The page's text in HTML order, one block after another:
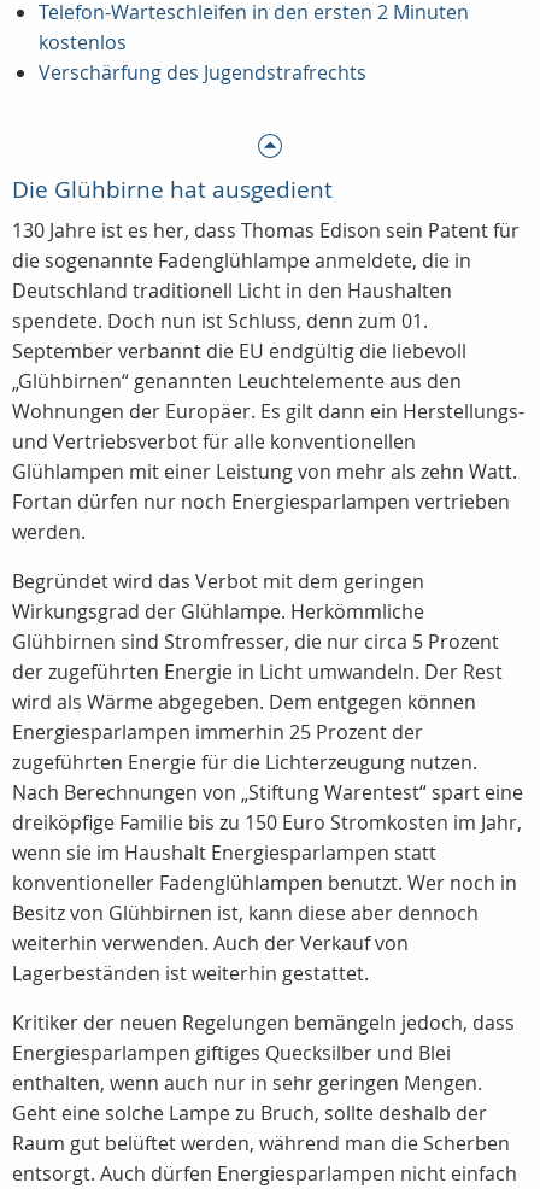
Telefon-Warteschleifen in den ersten 2 Minuten
kostenlos
Verschärfung des Jugendstrafrechts
Die Glühbirne hat ausgedient
130 Jahre ist es her, dass Thomas Edison sein Patent für
die sogenannte Fadenglühlampe anmeldete, die in
Deutschland traditionell Licht in den Haushalten
spendete. Doch nun ist Schluss, denn zum 01.
September verbannt die EU endgültig die liebevoll
„Glühbirnen“ genannten Leuchtelemente aus den
Wohnungen der Europäer. Es gilt dann ein Herstellungs-
und Vertriebsverbot für alle konventionellen
Glühlampen mit einer Leistung von mehr als zehn Watt.
Fortan dürfen nur noch Energiesparlampen vertrieben
werden.
Begründet wird das Verbot mit dem geringen
Wirkungsgrad der Glühlampe. Herkömmliche
Glühbirnen sind Stromfresser, die nur circa 5 Prozent
der zugeführten Energie in Licht umwandeln. Der Rest
wird als Wärme abgegeben. Dem entgegen können
Energiesparlampen immerhin 25 Prozent der
zugeführten Energie für die Lichterzeugung nutzen.
Nach Berechnungen von „Stiftung Warentest“ spart eine
dreiköpfige Familie bis zu 150 Euro Stromkosten im Jahr,
wenn sie im Haushalt Energiesparlampen statt
konventioneller Fadenglühlampen benutzt. Wer noch in
Besitz von Glühbirnen ist, kann diese aber dennoch
weiterhin verwenden. Auch der Verkauf von
Lagerbeständen ist weiterhin gestattet.
Kritiker der neuen Regelungen bemängeln jedoch, dass
Energiesparlampen giftiges Quecksilber und Blei
enthalten, wenn auch nur in sehr geringen Mengen.
Geht eine solche Lampe zu Bruch, sollte deshalb der
Raum gut belüftet werden, während man die Scherben
entsorgt. Auch dürfen Energiesparlampen nicht einfach